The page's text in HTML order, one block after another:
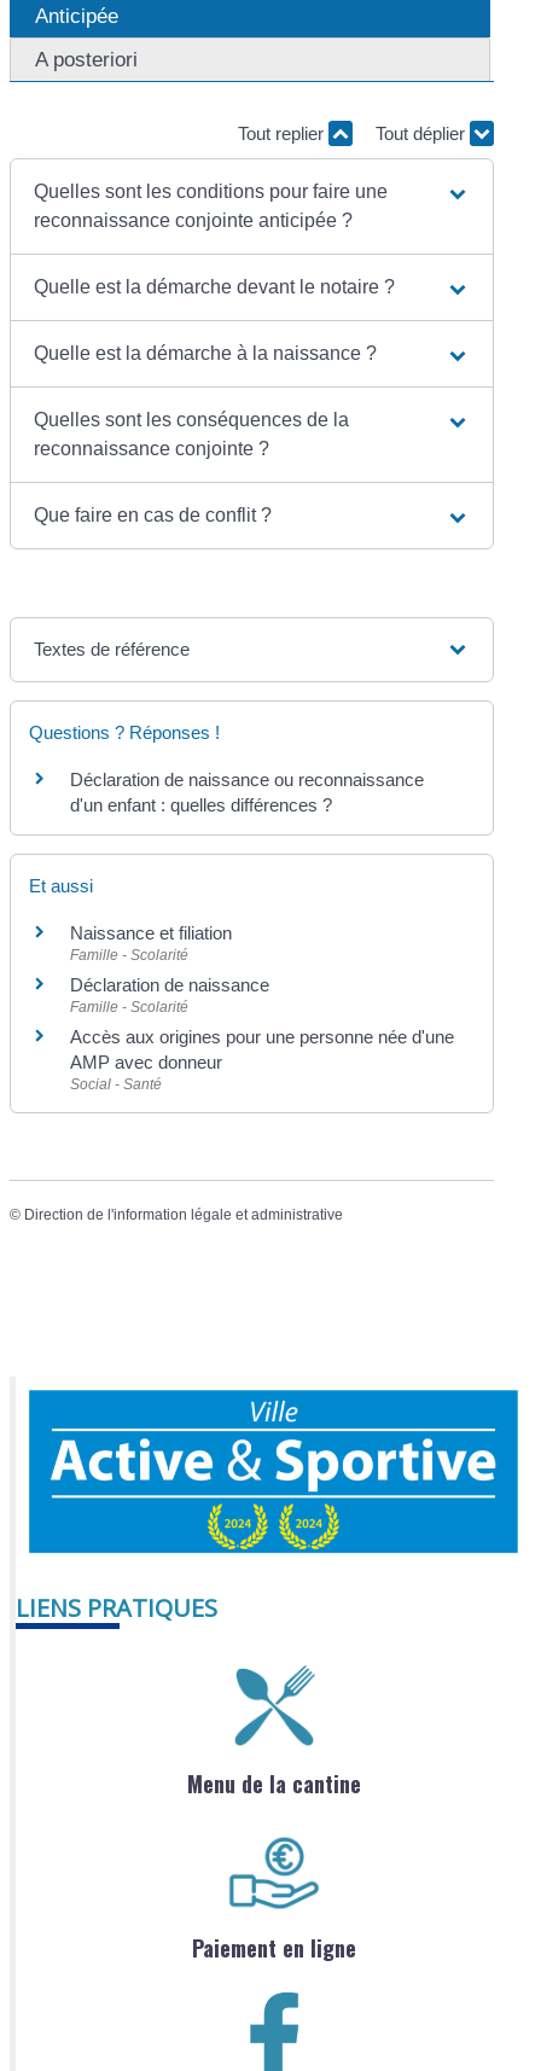
Anticipée
A posteriori
Tout replier Tout déplier
Quelles sont les conditions pour faire une
reconnaissance conjointe anticipée ?
Quelle est la démarche devant le notaire ?
Quelle est la démarche à la naissance ?
Quelles sont les conséquences de la
reconnaissance conjointe ?
Que faire en cas de conflit ?
Textes de référence
Questions ? Réponses !
Déclaration de naissance ou reconnaissance
d'un enfant : quelles différences ?
Et aussi
Naissance et filiation
Famille - Scolarité
Déclaration de naissance
Famille - Scolarité
Accès aux origines pour une personne née d'une
AMP avec donneur
Social - Santé
© Direction de l'information légale et administrative
LIENS PRATIQUES
Menu de la cantine
Paiement en ligne